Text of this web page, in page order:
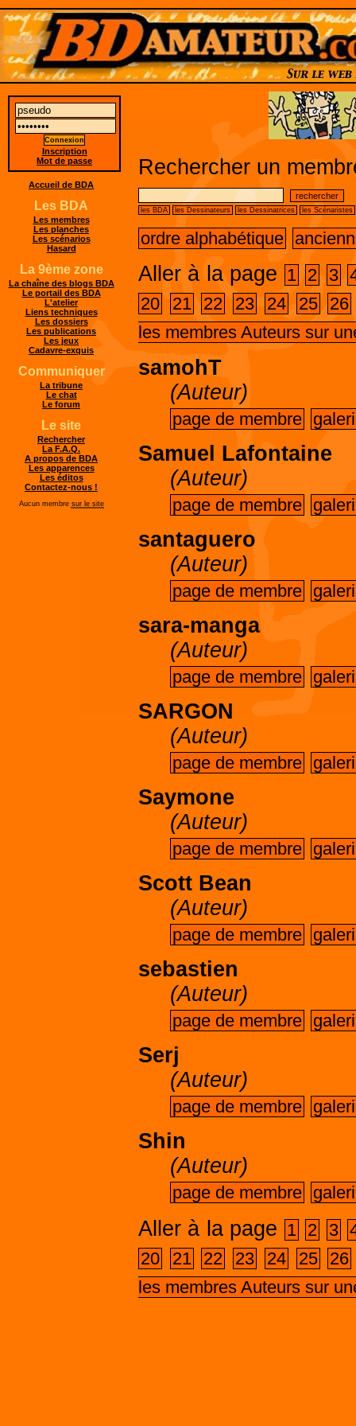
Rechercher un
les BDA les Dessinateurs les Dessinatrices les Scénaristes
ordre alphabétique
Aller à la page 1 2 3
20
21 22 23 24 25
26
les membres Auteurs sur
samohT
(Auteur)
page de membre
Samuel Lafontaine
(Auteur)
page de membre
santaguero
(Auteur)
page de membre
sara-manga
(Auteur)
page de membre
SARGON
(Auteur)
page de membre
Saymone
(Auteur)
page de membre
Scott Bean
(Auteur)
page de membre
sebastien
(Auteur)
page de membre
Serj
(Auteur)
page de membre
Shin
(Auteur)
page de membre
Aller à la page 1 2 3
20
21 22 23 24 25
26
les membres Auteurs sur
Inscription
Mot de passe
Accueil de BDA
Les BDA
Les membres
Les planches
Les scénarios
Hasard
La 9ème zone
La chaîne des blogs BDA
Le portail des BDA
L'atelier
Liens techniques
Les dossiers
Les publications
Les jeux
Cadavre-exquis
Communiquer
La tribune
Le chat
Le forum
Le site
Rechercher
La F.A.Q.
A propos de BDA
Les apparences
Les éditos
Contactez-nous !
Aucun membre sur le site